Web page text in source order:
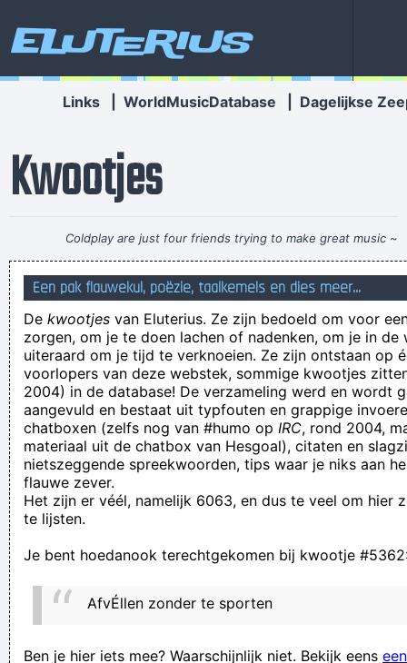
Eluterius
Links WorldMusicDatabase Dagelijkse
Kwootjes
Coldplay are just four friends trying to make great music ~
Will Champion
Fijn dat je erover nadenkt haken met mensen dan, maar mooi,
gewoon zo, jij geen netels tenzij oprecht
A pair of short loose fitting shorts which will permit a female
to catch a glimpse of your dick
Voor niemand interessant, deze hele site niet
Dimiti Scheelacker, de man die beter staand kan liggen dan
liggend staan, houdt al jaren vol dat hij van kalfsleer gemaakt
Mag ik dit gebruiken om naar mijn vader te sturen?
eunuch vond.
3 september 2021 zal de geschiedenis ingaan als de dag dat
Een pak flauwekul, poëzie, taalkemels en dies meer...
De kwootjes van Eluterius. Ze zijn bedoeld om voor
zorgen, om je te doen lachen of nadenken, om je in de
uiteraard om je tijd te verknoeien. Ze zijn ontstaan op
voorlopers van deze webstek, sommige kwootjes
2004) in de database! De verzameling werd en wordt
aangevuld en bestaat uit typfouten en grappige
chatboxen (zelfs nog van #humo op IRC, rond 2004,
materiaal uit de chatbox van Hesgoal), citaten en
nietszeggende spreekwoorden, tips waar je niks aan
flauwe zever.
Het zijn er véél, namelijk 6063, en dus te veel om hier
te lijsten.
Je bent hoedanook terechtgekomen bij kwootje
AfvÉllen zonder te sporten
Ben je hier iets mee? Waarschijnlijk niet. Bekijk eens